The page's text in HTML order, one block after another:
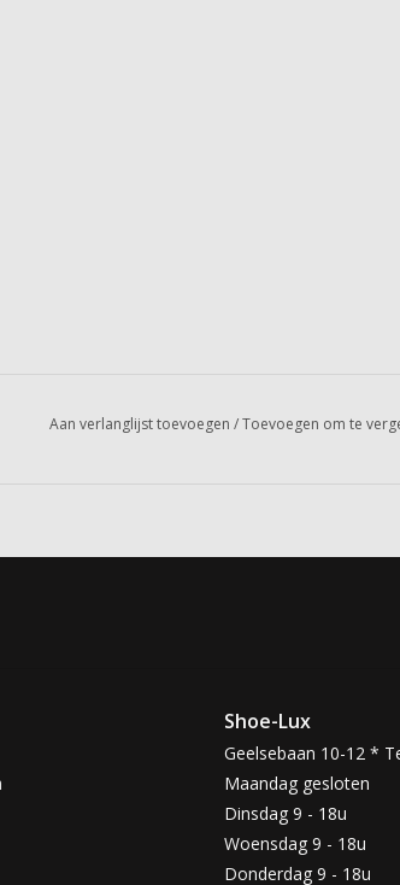
Aan verlanglijst toevoegen /Toevoegen om te
Shoe-Lux
Geelsebaan 10-12 *
Maandag gesloten
Dinsdag 9 - 18u
Woensdag 9 - 18u
Donderdag 9 - 18u